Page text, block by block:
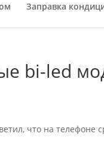
Заправка
bi-led
что на